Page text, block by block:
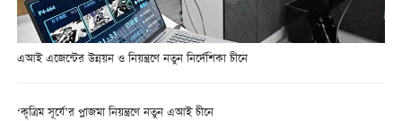
এআই এজেন্টের উন্নয়ন ও নিয়ন্ত্রণে নতুন নির্দেশিকা চীনে
‘কৃত্রিম সূর্যে’র প্লাজমা নিয়ন্ত্রণে নতুন এআই চীনে